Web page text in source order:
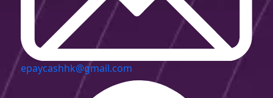
epaycashhk@gmail.com